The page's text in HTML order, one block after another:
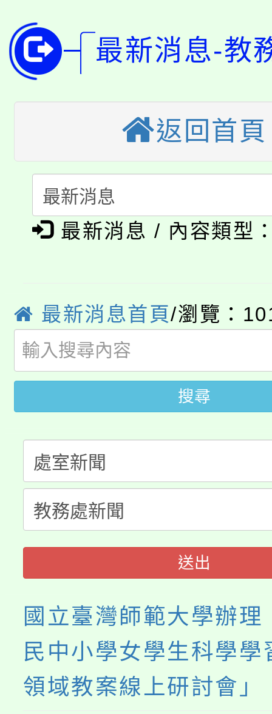
版
公告本校115學年度第
代理(課)教師甄選結果(
「2026金融保險知識
車」活動
桃園市115學年度學生
生本土語及新住民語歌
公告本校115學年度第
代理(課)教師甄選結果(
公告本校115學年度第
代理(課)教師甄選結果(
轉知中國文化大學推廣
《TA101》溝通分析基
心理、諮商輔導、社會
系所師生報名參加。
淨零綠生活教案入校路
學籍身 分審查程序及
版
淨零綠領人才培育課程
公告本校115學年度第
代理(課)教師甄選結果(
「2026金融保險知識
車」活動
桃園市115學年度學生
生本土語及新住民語歌
公告本校115學年度第
代理(課)教師甄選結果(
公告本校115學年度第
代理(課)教師甄選結果(
轉知中國文化大學推廣
《TA101》溝通分析基
程，歡迎學生輔導中心
心理、諮商輔導、社會
系所師生報名參加。
最新消息-教
返回首頁
最新消息 / 內容類型
最新消息首頁/瀏覽：
搜尋
送出
國立臺灣師範大學辦理
民中小學女學生科學
領域教案線上研討會」